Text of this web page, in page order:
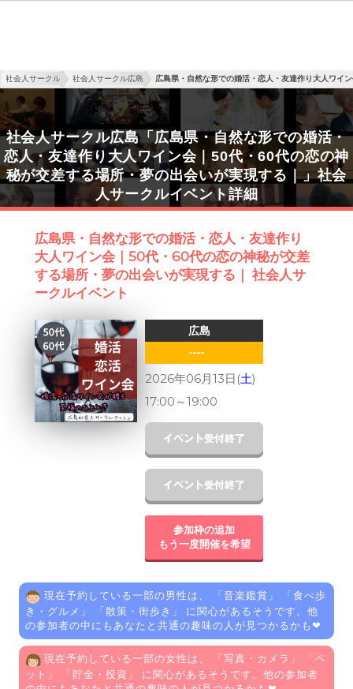
社会人サークル 社会人サークル広島 広島県・自然な形での婚活・恋人・友達作り大人ワイ
社会人サークル広島「広島県・自然な形での婚活・
恋人・友達作り大人ワイン会｜50代・60代の恋の神
秘が交差する場所・夢の出会いが実現する｜」社会
人サークルイベント詳細
広島県・自然な形での婚活・恋人・友達作り
大人ワイン会｜50代・60代の恋の神秘が交差
する場所・夢の出会いが実現する｜ 社会人サ
ークルイベント
広島
----
2026年06月13日(土)
17:00 ～19:00
参加枠の追加
もう一度開催を希望
現在予約している一部の男性は、 「 音楽鑑賞 」 「 食べ歩
き・グルメ 」 「散策・街歩き 」 に関心があるそうです。他
の参加者の中にもあなたと共通の趣味の人が見つかるかも❤
現在予約している一部の女性は、 「 写真・カメラ 」 「 ペ
ット 」 「貯金・投資 」 に関心があるそうです。他の参加者